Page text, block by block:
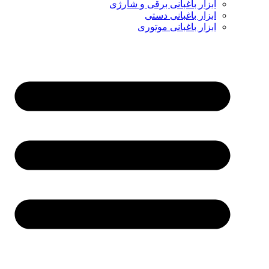
ابزار باغبانی برقی و شارژی
ابزار باغبانی دستی
ابزار باغبانی موتوری